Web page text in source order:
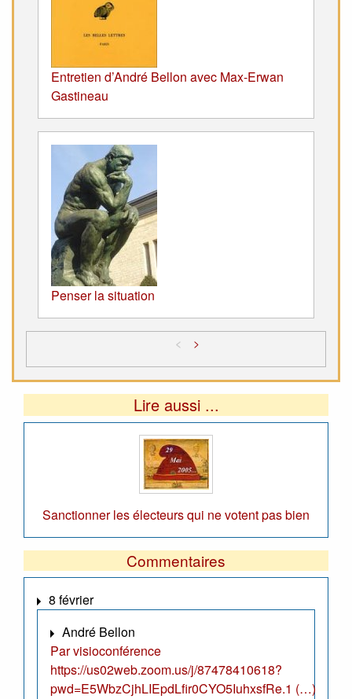
Entretien d’André Bellon avec Max-Erwan
Gastineau
Penser la situation
< >
Lire aussi ...
Sanctionner les électeurs qui ne votent pas bien
Commentaires
8 février
André Bellon
Par visioconférence
https://us02web.zoom.us/j/87478410618?
pwd=E5WbzCjhLIEpdLfir0CYO5IuhxsfRe.1 (…)